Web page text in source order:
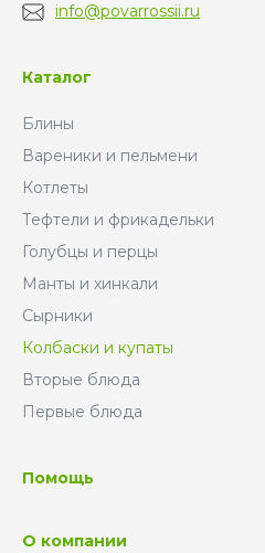
info@povarrossii.ru
Каталог
Блины
Вареники и пельмени
Котлеты
Тефтели и фрикадельки
Голубцы и перцы
Манты и хинкали
Сырники
Колбаски и купаты
Вторые блюда
Первые блюда
Помощь
О компании